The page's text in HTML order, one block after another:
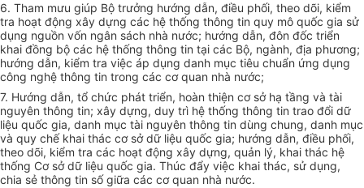
6. Tham mưu giúp Bộ trưởng hướng dẫn, điều phối, theo dõi, kiểm
tra hoạt động xây dựng các hệ thống thông tin quy mô quốc gia sử
dụng nguồn vốn ngân sách nhà nước; hướng dẫn, đôn đốc triển
khai đồng bộ các hệ thống thông tin tại các Bộ, ngành, địa phương;
hướng dẫn, kiểm tra việc áp dụng danh mục tiêu chuẩn ứng dụng
công nghệ thông tin trong các cơ quan nhà nước;
7. Hướng dẫn, tổ chức phát triển, hoàn thiện cơ sở hạ tầng và tài
nguyên thông tin; xây dựng, duy trì hệ thống thông tin trao đổi dữ
liệu quốc gia, danh mục tài nguyên thông tin dùng chung, danh mục
và quy chế khai thác cơ sở dữ liệu quốc gia; hướng dẫn, điều phối,
theo dõi, kiểm tra các hoạt động xây dựng, quản lý, khai thác hệ
thống Cơ sở dữ liệu quốc gia. Thúc đẩy việc khai thác, sử dụng,
chia sẻ thông tin số giữa các cơ quan nhà nước.